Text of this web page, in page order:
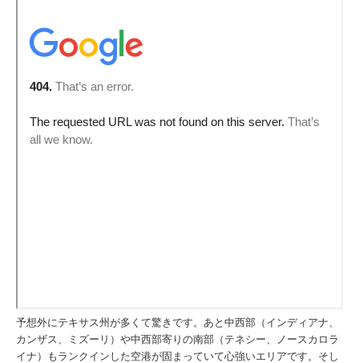
予想外にテキサス州が多くて驚きです。あと中西部（インディアナ、
カンザス、ミズーリ）や中西部寄りの南部（テネシー、ノースカロラ
イナ）もランクインした空港が固まっていて心強いエリアです。そし